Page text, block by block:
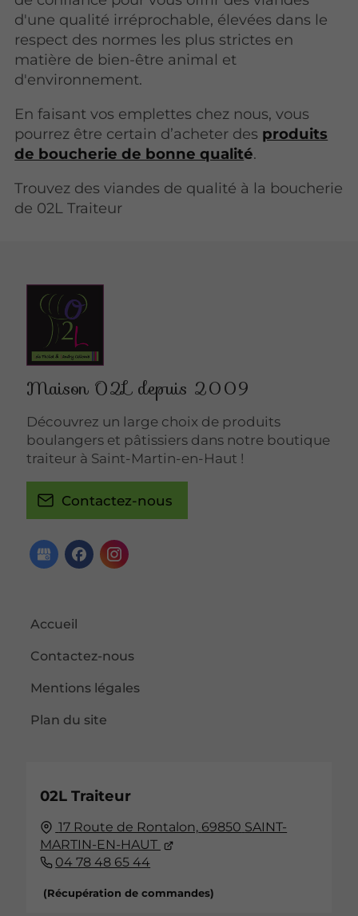
d'une qualité irréprochable, élevées dans le
respect des normes les plus strictes en
matière de bien-être animal et
d'environnement.
En faisant vos emplettes chez nous, vous
pourrez être certain d’acheter des produits
de boucherie de bonne qualité.
Trouvez des viandes de qualité à la boucherie
de 02L Traiteur
Maison O2L depuis 2009
Découvrez un large choix de produits
boulangers et pâtissiers dans notre boutique
traiteur à Saint-Martin-en-Haut !
Contactez-nous
Accueil
Contactez-nous
Mentions légales
Plan du site
02L Traiteur
17 Route de Rontalon, 69850 SAINT-
MARTIN-EN-HAUT
04 78 48 65 44
(Récupération de commandes)